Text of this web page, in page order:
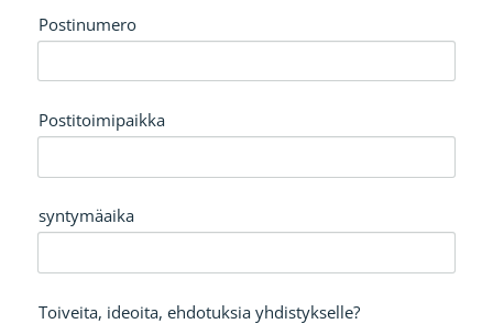
Postinumero
Postitoimipaikka
syntymäaika
Toiveita, ideoita, ehdotuksia yhdistykselle?